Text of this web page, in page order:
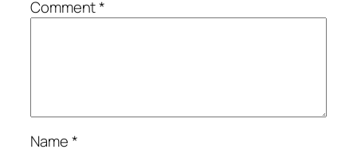
Comment*
Name*